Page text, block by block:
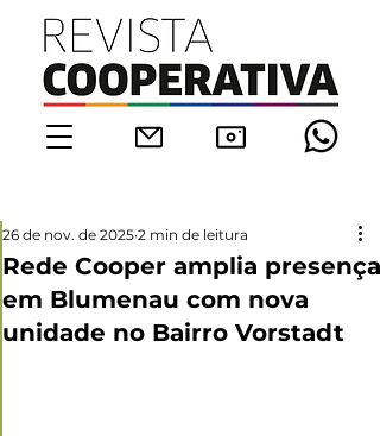
Rede Cooper amplia presença
em Blumenau com nova
unidade no Bairro Vorstadt
26 de nov. de 2025 2 min de leitura